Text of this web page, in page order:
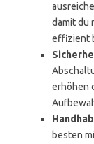
damit du
effizient
erhöhen
besten